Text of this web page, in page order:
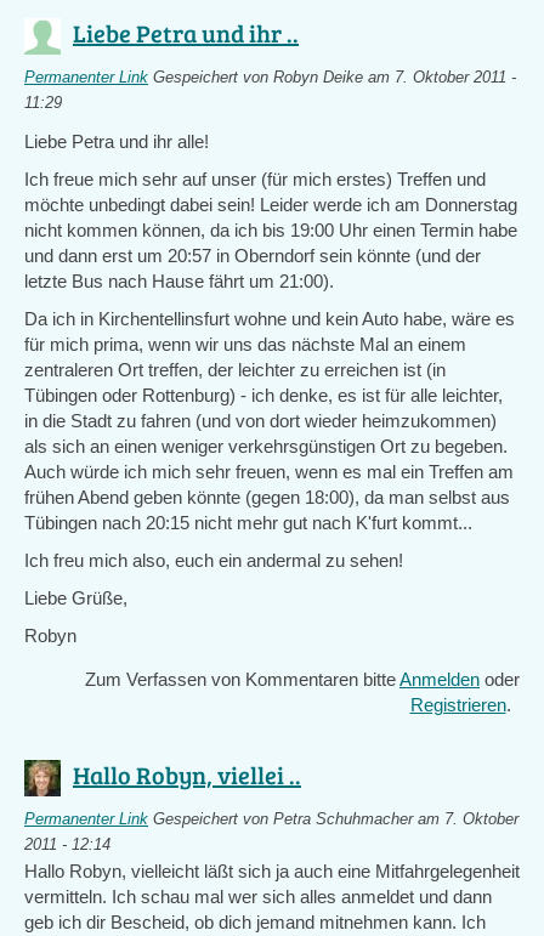
Liebe Petra und ihr ..
Permanenter Link Gespeichert von Robyn Deike am 7. Oktober 2011 -
11:29
Liebe Petra und ihr alle!
Ich freue mich sehr auf unser (für mich erstes) Treffen und
möchte unbedingt dabei sein! Leider werde ich am Donnerstag
nicht kommen können, da ich bis 19:00 Uhr einen Termin habe
und dann erst um 20:57 in Oberndorf sein könnte (und der
letzte Bus nach Hause fährt um 21:00).
Da ich in Kirchentellinsfurt wohne und kein Auto habe, wäre es
für mich prima, wenn wir uns das nächste Mal an einem
zentraleren Ort treffen, der leichter zu erreichen ist (in
Tübingen oder Rottenburg) - ich denke, es ist für alle leichter,
in die Stadt zu fahren (und von dort wieder heimzukommen)
als sich an einen weniger verkehrsgünstigen Ort zu begeben.
Auch würde ich mich sehr freuen, wenn es mal ein Treffen am
frühen Abend geben könnte (gegen 18:00), da man selbst aus
Tübingen nach 20:15 nicht mehr gut nach K'furt kommt...
Ich freu mich also, euch ein andermal zu sehen!
Liebe Grüße,
Robyn
Zum Verfassen von Kommentaren bitteAnmelden oder
Registrieren.
Hallo Robyn, viellei ..
Permanenter Link Gespeichert von Petra Schuhmacheram 7. Oktober
2011 - 12:14
Hallo Robyn, vielleicht läßt sich ja auch eine Mitfahrgelegenheit
vermitteln. Ich schau mal wer sich alles anmeldet und dann
geb ich dir Bescheid, ob dich jemand mitnehmen kann. Ich